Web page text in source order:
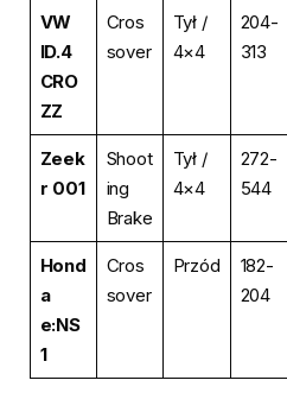
VW
ID.4
CRO
ZZ
Cros
sover
Tył /
4×4
204-
313
Zeek
r 001
Shoot
ing
Brake
Tył /
4×4
272-
544
Hond
a
e:NS
1
Cros
sover
Przód
182-
204